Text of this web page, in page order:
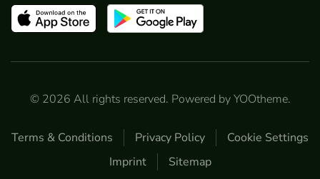
© 2026 All rights reserved. Powered byYOOtheme.
Terms & Conditions Privacy Policy
Cookie Settings
Imprint
Sitemap